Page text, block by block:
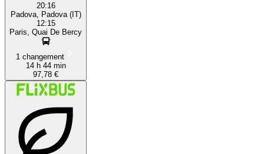
20:16
Padova, Padova (IT)
12:15
Paris, Quai De Bercy
1 changement
14 h 44 min
97,78 €